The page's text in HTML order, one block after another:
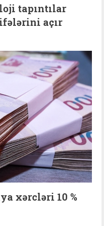
tapıntılar
açır
xərcləri 10 %